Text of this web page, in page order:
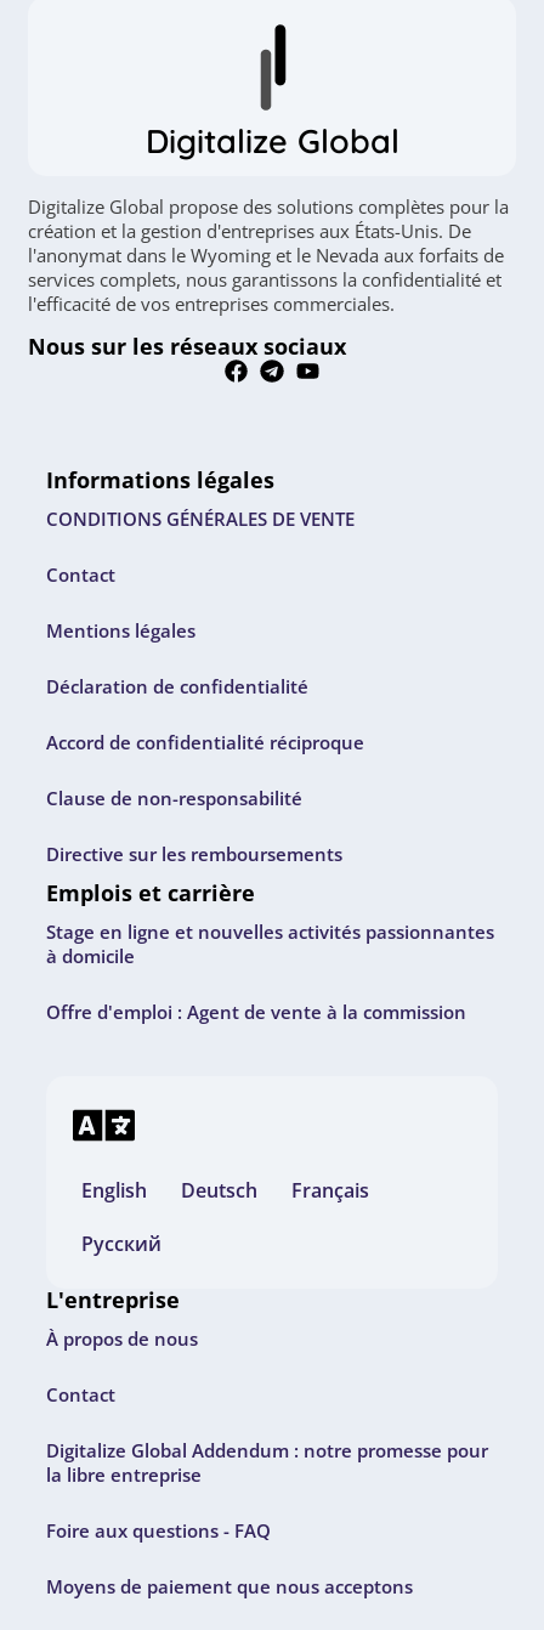
Digitalize Global
Digitalize Global propose des solutions complètes pour la
création et la gestion d'entreprises aux États-Unis. De
l'anonymat dans le Wyoming et le Nevada aux forfaits de
services complets, nous garantissons la confidentialité et
l'efficacité de vos entreprises commerciales.
Nous sur les réseaux sociaux
Informations légales
CONDITIONS GÉNÉRALES DE VENTE
Contact
Mentions légales
Déclaration de confidentialité
Accord de confidentialité réciproque
Clause de non-responsabilité
Directive sur les remboursements
Emplois et carrière
Stage en ligne et nouvelles activités passionnantes
à domicile
Offre d'emploi : Agent de vente à la commission
English Deutsch
Français
Русский
L'entreprise
À propos de nous
Contact
Digitalize Global Addendum : notre promesse pour
la libre entreprise
Foire aux questions - FAQ
Moyens de paiement que nous acceptons